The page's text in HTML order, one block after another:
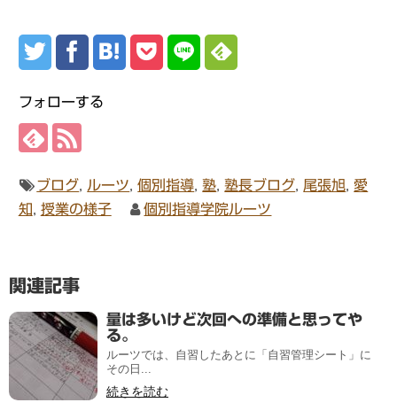
フォローする
ブログ ルーツ ,個別指導 ,塾 ,塾長ブログ 尾張旭
愛
知
授業の様子 個別指導学院ルーツ
関連記事
量は多いけど次回への準備と思ってや
る。
ルーツでは、自習したあとに「自習管理シート」に
その日...
続きを読む